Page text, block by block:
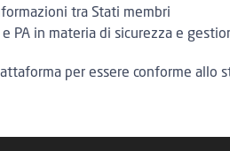
tra Stati membri
PA in materia di sicurezza e
per essere conforme allo